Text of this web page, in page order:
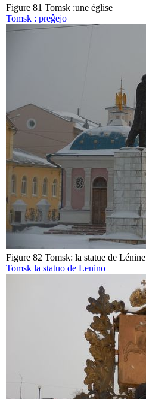
Figure 81 Tomsk :une église
Tomsk : preĝejo
Figure 82 Tomsk: la statue de Lénine
Tomsk la statuo de Lenino